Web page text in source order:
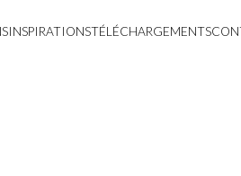
INSPIRATIONSTÉLÉCHARGEMENTS